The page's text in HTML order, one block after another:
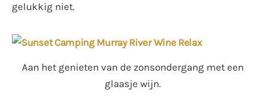
gelukkig niet.
Aan het genieten van de zonsondergang met een
glaasje wijn.